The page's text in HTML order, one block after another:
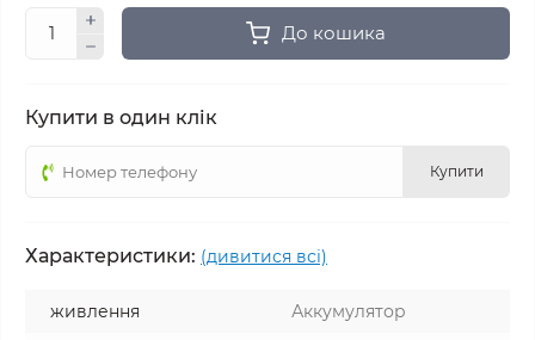
До кошика
Купити в один клік
Купити
Характеристики: (дивитися всі)
живлення
Аккумулятор